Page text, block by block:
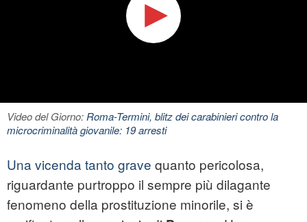
Video del Giorno:Roma-Termini, blitz dei carabinieri contro la
microcriminalità giovanile: 19 arresti
Una vicenda tanto grave quanto pericolosa,
riguardante purtroppo il sempre più dilagante
fenomeno della prostituzione minorile, si è